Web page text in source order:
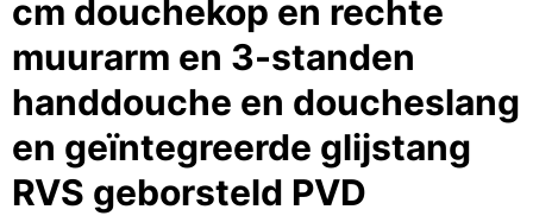
cm douchekop en rechte
muurarm en 3-standen
handdouche en doucheslang
en geïntegreerde glijstang
RVS geborsteld PVD